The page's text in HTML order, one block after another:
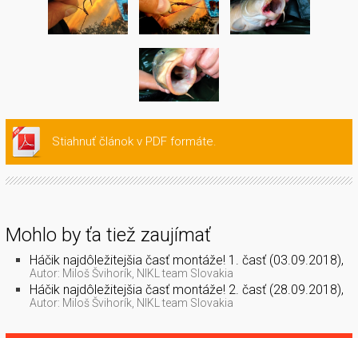
Stiahnuť článok v PDF formáte.
Mohlo by ťa tiež zaujímať
Háčik najdôležitejšia časť montáže! 1. časť (03.09.2018),
Autor: Miloš Švihorík, NIKL team Slovakia
Háčik najdôležitejšia časť montáže! 2. časť (28.09.2018),
Autor: Miloš Švihorík, NIKL team Slovakia